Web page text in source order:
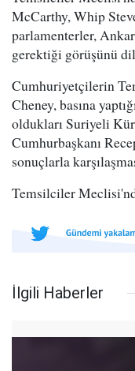
McCarthy, Whip
parlamenterler,
gerektiği görüşünü
Cumhuriyetçilerin
Cheney, basına
oldukları Suriyeli
Cumhurbaşkanı
sonuçlarla
Temsilciler
İlgili Haberler